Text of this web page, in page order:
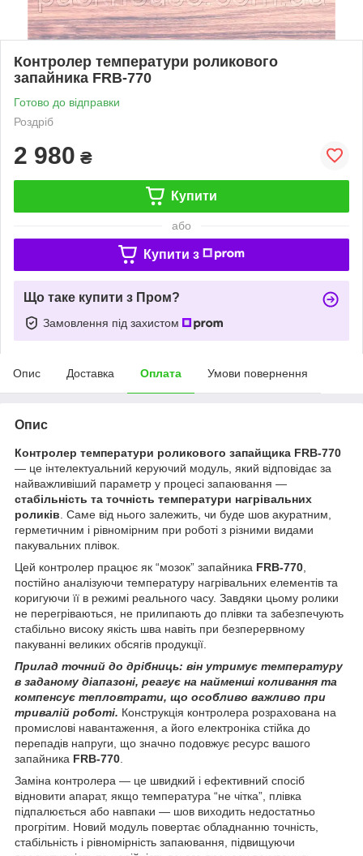
Контролер температури роликового
запайника FRB-770
Готово до відправки
Роздріб
2 980 ₴
Купити
або
Купити з
Що таке купити з Пром?
Замовлення під захистом
Опис Доставка Оплата Умови повернення
Опис
Контролер температури роликового запайщика FRB-770
— це інтелектуальний керуючий модуль, який відповідає за
найважливіший параметр у процесі запаювання —
стабільність та точність температури нагрівальних
роликів . Саме від нього залежить, чи буде шов акуратним,
герметичним і рівномірним при роботі з різними видами
пакувальних плівок.
Цей контролер працює як “мозок” запайника FRB-770
постійно аналізуючи температуру нагрівальних елементів та
коригуючи її в режимі реального часу. Завдяки цьому ролики
не перегріваються, не прилипають до плівки та забезпечують
стабільно високу якість шва навіть при безперервному
пакуванні великих обсягів продукції.
Прилад точний до дрібниць: він утримує температуру
в заданому діапазоні, реагує на найменші коливання та
компенсує тепловтрати, що особливо важливо при
тривалій роботі. Конструкція контролера розрахована на
промислові навантаження, а його електроніка стійка до
перепадів напруги, що значно подовжує ресурс вашого
запайника FRB-770
Заміна контролера — це швидкий і ефективний спосіб
відновити апарат, якщо температура “не чітка”, плівка
підпалюється або навпаки — шов виходить недостатньо
прогрітим. Новий модуль повертає обладнанню точність,
стабільність і рівномірність запаювання, підвищуючи